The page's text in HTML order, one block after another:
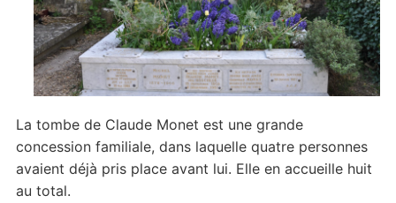
La tombe de Claude Monet est une grande
concession familiale, dans laquelle quatre personnes
avaient déjà pris place avant lui. Elle en accueille huit
au total.